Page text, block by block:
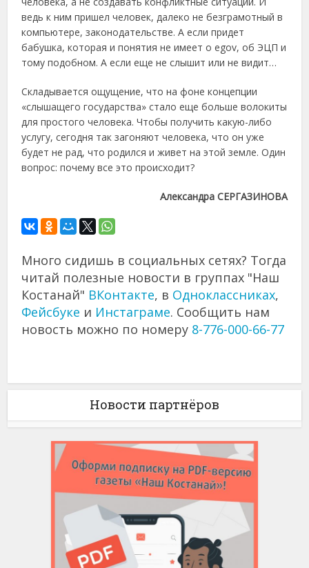
ведь к ним пришел человек, далеко не безграмотный в
компьютере, законодательстве. А если придет
бабушка, которая и понятия не имеет о egov, об ЭЦП и
тому подобном. А если еще не слышит или не видит…
Складывается ощущение, что на фоне концепции
«слышащего государства» стало еще больше волокиты
для простого человека. Чтобы получить какую-либо
услугу, сегодня так загоняют человека, что он уже
будет не рад, что родился и живет на этой земле. Один
вопрос: почему все это происходит?
Александра СЕРГАЗИНОВА
Много сидишь в социальных сетях? Тогда
читай полезные новости в группах "Наш
Костанай" ВКонтакте, в Одноклассниках,
Фейсбуке и Инстаграме. Сообщить нам
новость можно по номеру 8-776-000-66-77
Новости партнёров